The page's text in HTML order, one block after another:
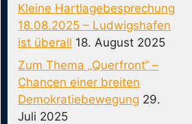
Kleine Hartlagebesprechung
18.08.2025 – Ludwigshafen
ist überall 18. August 2025
Zum Thema „Querfront“ –
Chancen einer breiten
Demokratiebewegung 29.
Juli 2025